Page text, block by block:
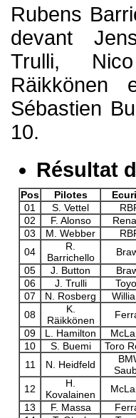
Rubens
devant
Trulli,
Räikkönen
Sébastien
10.
Résultat
Pos Pilotes
01
S. Vettel
02
F. Alonso
03
M. Webber
04
R.
Barrichello
05
J. Button
06
J. Trulli
07
N. Rosberg
08
K.
Räikkönen
09
L. Hamilton
10
S. Buemi
Toro
11
N. Heidfeld
12
H.
Kovalainen
13
F. Massa